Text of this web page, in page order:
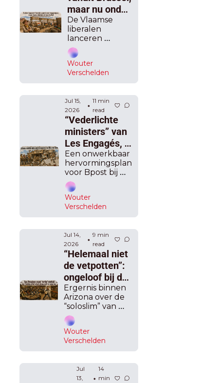
maar nu onder
een steen
gekropen”:
Weyts haalt
fel uit naar
Groen en
maar het blijft
wringen
De Vlaamse
liberalen
lanceren
prompt een
website met
een
berekeningstool
voor de
“Weytstaks” van
elke auto-
eigenaar.
Wouter
Verschelden
Jul 15,
2026
•
11 min
read
“Vederlichte
ministers” van
Les Engagés,
Matz en
Crucke, maken
elk een slechte
beurt, op één
Een onwerkbaar
hervormingsplan
voor Bpost bij
Matz en de
onmacht van
klimaatbeleid bij
Crucke.
Wouter
Verschelden
Jul 14,
2026
•
9 min
read
“Helemaal niet
de vetpotten”:
ongeloof bij de
coalitiepartners
over de
flexijobs, maar
Van Peteghem
becijfert het op
inkomsten
Ergernis binnen
Arizona over de
“soloslim” van
minister van
Begroting
Vincent Van
Peteghem
(cd&v).
Wouter
Verschelden
Jul
13,
•
14
min